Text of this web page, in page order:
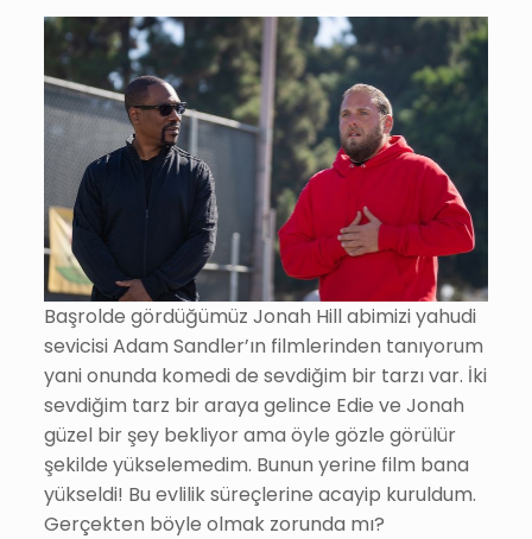
Başrolde gördüğümüz Jonah Hill abimizi yahudi
sevicisi Adam Sandler’ın filmlerinden tanıyorum
yani onunda komedi de sevdiğim bir tarzı var. İki
sevdiğim tarz bir araya gelince Edie ve Jonah
güzel bir şey bekliyor ama öyle gözle görülür
şekilde yükselemedim. Bunun yerine film bana
yükseldi! Bu evlilik süreçlerine acayip kuruldum.
Gerçekten böyle olmak zorunda mı?